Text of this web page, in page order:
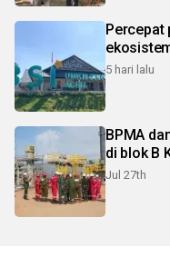
Percepat
5 hari lalu
BPMA
di blok B
Jul 27th